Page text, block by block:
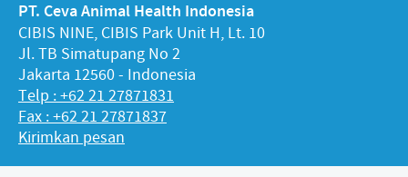
PT. Ceva Animal Health Indonesia
CIBIS NINE, CIBIS Park Unit H, Lt. 10
Jl. TB Simatupang No 2
Jakarta 12560 - Indonesia
Telp : +62 21 27871831
Fax : +62 21 27871837
Kirimkan pesan